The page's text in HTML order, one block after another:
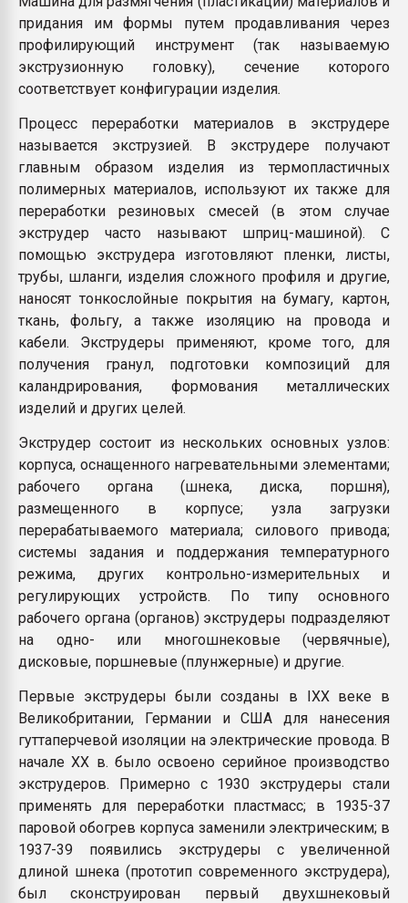
бутылок
придания им формы путем продавливания через
профилирующий инструмент (так называемую
экструзионную головку), сечение которого
соответствует конфигурации изделия.
Процесс переработки материалов в экструдере
называется экструзией. В экструдере получают
главным образом изделия из термопластичных
полимерных материалов, используют их также для
переработки резиновых смесей (в этом случае
экструдер часто называют шприц-машиной). С
помощью экструдера изготовляют пленки, листы,
трубы, шланги, изделия сложного профиля и другие,
наносят тонкослойные покрытия на бумагу, картон,
ткань, фольгу, а также изоляцию на провода и
кабели. Экструдеры применяют, кроме того, для
получения гранул, подготовки композиций для
каландрирования, формования металлических
изделий и других целей.
Экструдер состоит из нескольких основных узлов:
корпуса, оснащенного нагревательными элементами;
рабочего органа (шнека, диска, поршня),
размещенного в корпусе; узла загрузки
перерабатываемого материала; силового привода;
системы задания и поддержания температурного
режима, других контрольно-измерительных и
регулирующих устройств. По типу основного
рабочего органа (органов) экструдеры подразделяют
на одно- или многошнековые (червячные),
дисковые, поршневые (плунжерные) и другие.
Первые экструдеры были созданы в IXX веке в
Великобритании, Германии и США для нанесения
гуттаперчевой изоляции на электрические провода. В
начале ХХ в. было освоено серийное производство
экструдеров. Примерно с 1930 экструдеры стали
применять для переработки пластмасс; в 1935-37
паровой обогрев корпуса заменили электрическим; в
1937-39 появились экструдеры с увеличенной
длиной шнека (прототип современного экструдера),
был сконструирован первый двухшнековый